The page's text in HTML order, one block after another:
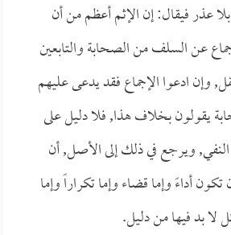
عذر فيقال: إن الإثم أعظم من أن
عن السلف من الصحابة والتابعين
وإن ادعوا الإجماع فقد يدعى عليهم
يقولون بخلاف هذا, فلا دليل على
ويرجع في ذلك إلى الأصل, أن
أداءً وإما قضاء وإما تكراراً وإما
لا بد فيها من دليل.